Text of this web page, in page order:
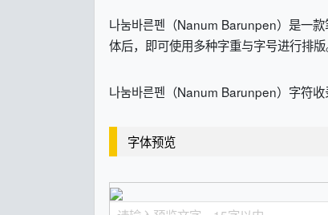
나눔바른펜（Nanum Barunpen）是一
体后，即可使用多种字重与字号进行排版
나눔바른펜（Nanum Barunpen）字符
字体预览